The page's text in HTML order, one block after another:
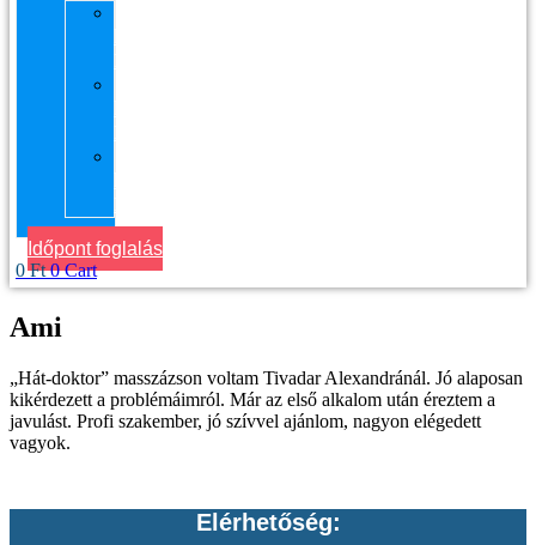
Időpont foglalás
0Ft 0 Cart
Ami
„Hát-doktor” masszázson voltam Tivadar Alexandránál. Jó alaposan
kikérdezett a problémáimról. Már az első alkalom után éreztem a
javulást. Profi szakember, jó szívvel ajánlom, nagyon elégedett
vagyok.
Elérhetőség: